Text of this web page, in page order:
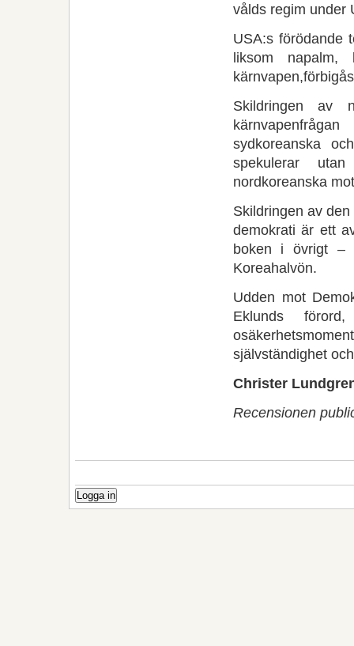
vålds­ regim under
USA:s förödande
liksom
Skildringen av
sydkoreanska
spekulerar
nordkoreanska
Skildringen av
demokrati är ett
boken i övrigt –
Koreahalvön.
Udden mot
Eklunds
självständighet
Christer
Recensionen
Logga in